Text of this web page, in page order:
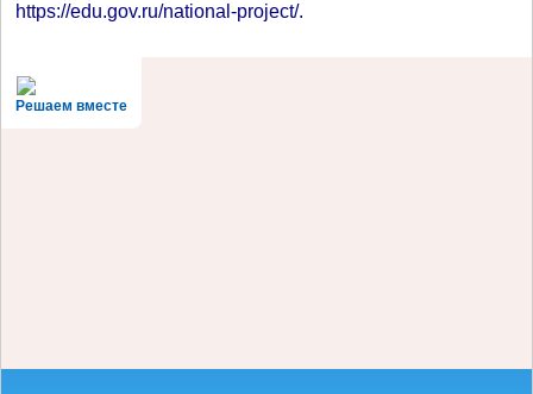
https://edu.gov.ru/national-project/.
Решаем вместе